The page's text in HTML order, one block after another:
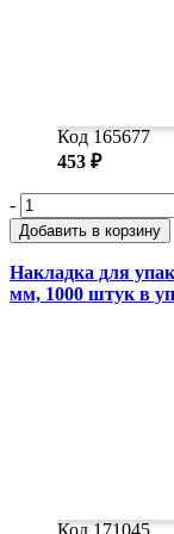
Код 165677
453 ₽
-
Добавить в корзину
Накладка для
мм, 1000 штук в